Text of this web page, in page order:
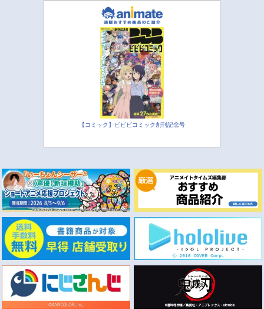
【コミック】ビビビコミック創刊記念号